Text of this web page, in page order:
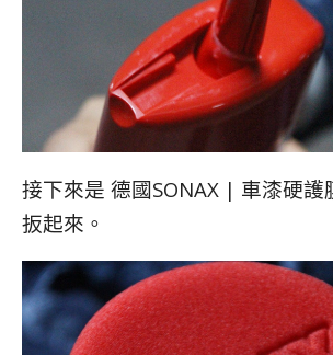
接下來是 德國SONAX | 車漆硬護
扳起來。